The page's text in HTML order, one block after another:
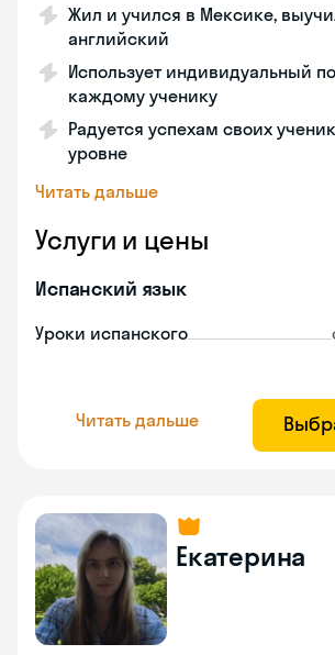
Жил и учился в Мексике,
английский
Использует индивидуальный
каждому ученику
Радуется успехам своих
уровне
Читать дальше
Услуги и цены
Испанский язык
Уроки испанского
Читать дальше
Екатерина